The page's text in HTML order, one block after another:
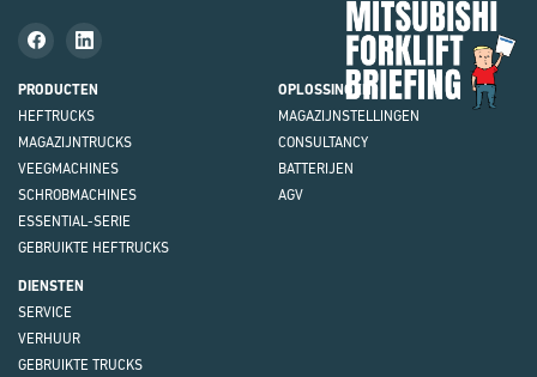
PRODUCTEN
HEFTRUCKS
MAGAZIJNTRUCKS
VEEGMACHINES
SCHROBMACHINES
ESSENTIAL-SERIE
GEBRUIKTE HEFTRUCKS
OPLOSSINGEN
MAGAZIJNSTELLINGEN
CONSULTANCY
BATTERIJEN
AGV
DIENSTEN
SERVICE
VERHUUR
GEBRUIKTE TRUCKS